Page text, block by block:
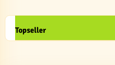
Topseller